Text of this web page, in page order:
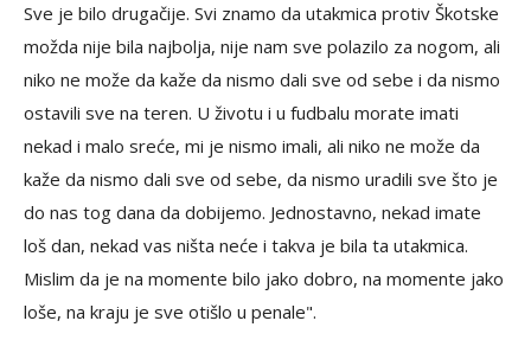
Sve je bilo drugačije. Svi znamo da utakmica protiv Škotske
možda nije bila najbolja, nije nam sve polazilo za nogom, ali
niko ne može da kaže da nismo dali sve od sebe i da nismo
ostavili sve na teren. U životu i u fudbalu morate imati
nekad i malo sreće, mi je nismo imali, ali niko ne može da
kaže da nismo dali sve od sebe, da nismo uradili sve što je
do nas tog dana da dobijemo. Jednostavno, nekad imate
loš dan, nekad vas ništa neće i takva je bila ta utakmica.
Mislim da je na momente bilo jako dobro, na momente jako
loše, na kraju je sve otišlo u penale".